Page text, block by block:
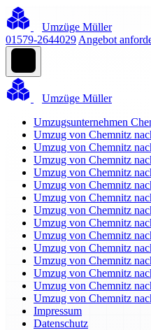
Umzüge Müller
01579-2644029 Angebot
Umzüge Müller
Umzugsunternehmen
Umzug von Chemnitz
Umzug von Chemnitz
Umzug von Chemnitz
Umzug von Chemnitz
Umzug von Chemnitz
Umzug von Chemnitz
Umzug von Chemnitz
Umzug von Chemnitz
Umzug von Chemnitz
Umzug von Chemnitz
Umzug von Chemnitz
Umzug von Chemnitz
Umzug von Chemnitz
Umzug von Chemnitz
Impressum
Datenschutz